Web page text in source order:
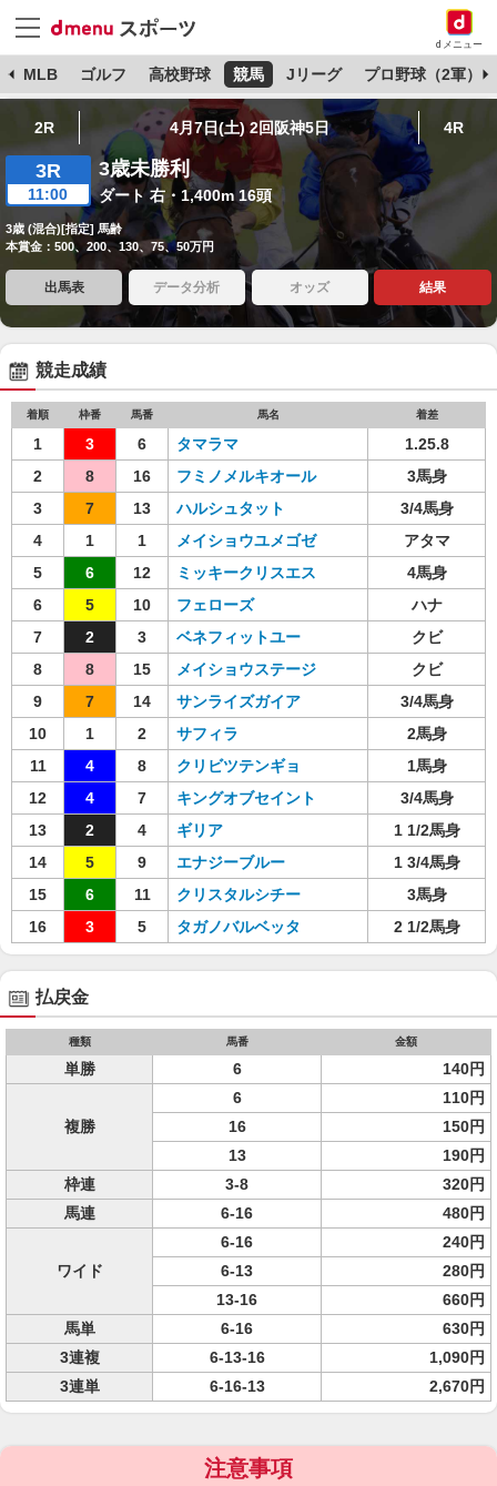
dメニュー
MLB ゴルフ 高校野球 競馬 Jリーグ プロ野球（2軍）
2R 4月7日(土) 2回阪神5日 4R
3R
11:00
3歳未勝利
ダート 右・1,400m 16頭
3歳 (混合)[指定] 馬齢
本賞金：500、200、130、75、50万円
出馬表 データ分析 オッズ 結果
競走成績
着順 枠番 馬番 馬名 着差
1 3 6 タマラマ
1.25.8
2
8 16 フミノメルキオール
3馬身
3
7 13 ハルシュタット
3/4馬身
4
1 1 メイショウユメゴゼ
アタマ
5
6 12 ミッキークリスエス
4馬身
6
5 10 フェローズ
ハナ
7
2 3 ベネフィットユー
クビ
8
8 15 メイショウステージ
クビ
9
7 14 サンライズガイア
3/4馬身
10
1 2 サフィラ
2馬身
11
4 8 クリビツテンギョ
1馬身
12
4 7 キングオブセイント
3/4馬身
13
2 4 ギリア
1 1/2馬身
14
5 9 エナジーブルー
1 3/4馬身
15
6 11 クリスタルシチー
3馬身
16
3 5 タガノバルベッタ 2 1/2馬身
払戻金
種類 馬番 金額
単勝 6 140円
複勝
6
110円
16
150円
13
190円
枠連
3-8
320円
馬連
6-16 480円
ワイド
6-16
240円
6-13
280円
13-16
660円
馬単
6-16
630円
3連複
6-13-16
1,090円
3連単
6-16-13 2,670円
注意事項